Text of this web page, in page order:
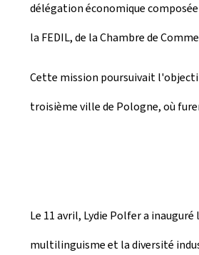
e
l
délégation économique
la FEDIL, de la Chambre de
Cette mission poursuivait
troisième ville de Pologne, où
Le 11 avril, Lydie Polfer a
multilinguisme et la diversité